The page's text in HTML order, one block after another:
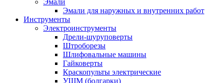
Эмали
Эмали для наружных и внутренних работ
Инструменты
Электроинструменты
Дрели-шуруповерты
Штроборезы
Шлифовальные машины
Гайковерты
Краскопульты электрические
УШМ (болгарки)